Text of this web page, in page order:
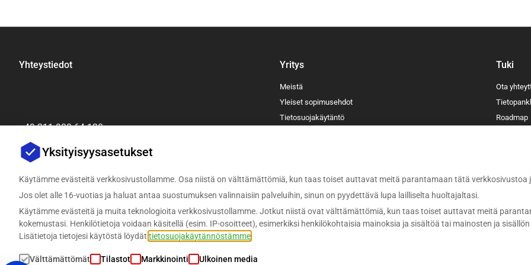
Yhteystiedot
+49 211 900 64 120
[email protected]
Yritys
Meistä
Yleiset sopimusehdot
Tietosuojakäytäntö
Tuki
Ota
Roadmap
Suomi
Yksityisyysasetukset
Käytämme evästeitä verkkosivustollamme. Osa niistä on välttämättömiä, kun taas toiset auttavat meitä parantamaan tätä verkkosivustoa
Jos olet alle 16-vuotias ja haluat antaa suostumuksen valinnaisiin palveluihin, sinun on pyydettävä lupa lailliselta huoltajaltasi.
Käytämme evästeitä ja muita teknologioita verkkosivustollamme. Jotkut niistä ovat välttämättömiä, kun taas toiset auttavat meitä
kokemustasi. Henkilötietoja voidaan käsitellä (esim. IP-osoitteet), esimerkiksi henkilökohtaisia mainoksia ja sisältöä tai mainosten ja
Lisätietoja tietojesi käytöstä löydät tietosuojakäytännöstämme
Välttämättömät Tilastot Markkinointi Ulkoinen media